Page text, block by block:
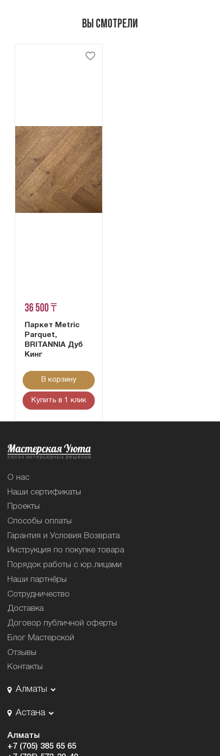
Вы смотрели
36 500 ₸
Паркет Metric
Parquet,
BRITANNIA Дуб
Кинг
В корзину
Купить в 1 клик
О нас
Наши сертификаты
Проекты
Способы оплаты
Гарантия и Условия Возврата
Инструкция по покупке товара
Порядок работы с юр.лицами
Наши партнёры
Сотрудничество
Доставка
Договор публичной оферты
Блог Мастерской
Отзывы
Контакты
Алматы
Астана
Алматы
+7 (705) 385 65 65